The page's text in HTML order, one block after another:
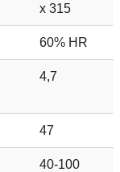
x 315
60% HR
4,7
47
40-100